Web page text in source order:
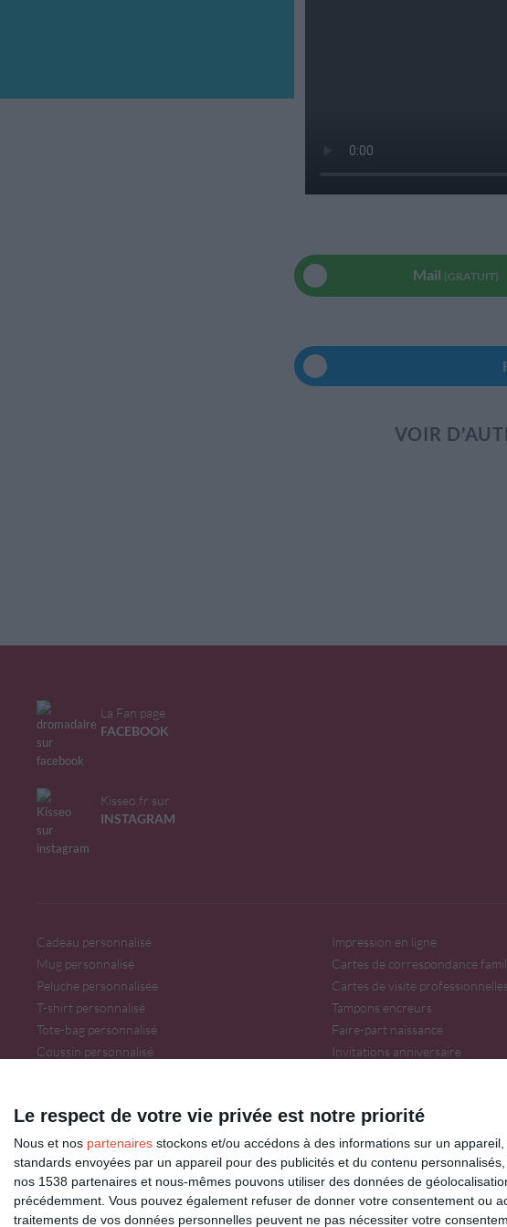
Le respect de votre vie privée est notre priorité
Nous et nos partenaires stockons et/ou accédons à des informations sur un
standards envoyées par un appareil pour des publicités et du contenu
nos 1538 partenaires et nous-mêmes pouvons utiliser des données de
précédemment. Vous pouvez également refuser de donner votre consentement ou
traitements de vos données personnelles peuvent ne pas nécessiter votre
Mail (GRATUIT)
VOIR
La Fan page
FACEBOOK
Kisseo.fr sur
INSTAGRAM
Cadeau personnalisé
Mug personnalisé
Peluche personnalisée
T-shirt personnalisé
Tote-bag personnalisé
Coussin personnalisé
Impression en ligne
Cartes de correspondance
Cartes de visite professionnelles
Tampons encreurs
Faire-part naissance
Invitations anniversaire
Dromadaire vous propose des cartes pour toutes les occasions : anniversaire, amour, amitié, fêtes...
Pour connaître les dates des fêtes, découvrez lecalendrier Dromadaire.
Les origines et traditions des fêtes ainsi que des
modèles de lettre sont à découvrir sur Lemagfemmes
Impression de
cartes de visite tampons encreurs flyers publicitaires
sur ooprint.fr
Copyright W 2026 - Tous droits réservés